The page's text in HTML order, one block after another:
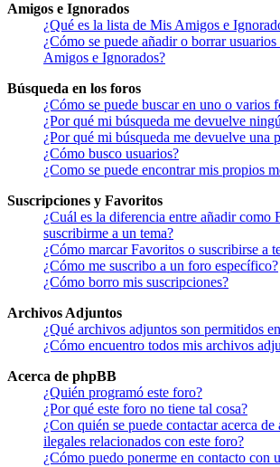
Amigos e Ignorados
¿Qué es la lista de Mis Amigos e
¿Cómo se puede añadir o borrar
Amigos e Ignorados?
Búsqueda en los foros
¿Cómo se puede buscar en uno o varios
¿Por qué mi búsqueda me devuelve
¿Por qué mi búsqueda me devuelve una
¿Cómo busco usuarios?
¿Como se puede encontrar mis propios
Suscripciones y Favoritos
¿Cuál es la diferencia entre añadir como
suscribirme a un tema?
¿Cómo marcar Favoritos o suscribirse a
¿Cómo me suscribo a un foro específico?
¿Cómo borro mis suscripciones?
Archivos Adjuntos
¿Qué archivos adjuntos son permitidos
¿Cómo encuentro todos mis archivos
Acerca de phpBB
¿Quién programó este foro?
¿Por qué este foro no tiene tal cosa?
¿Con quién se puede contactar acerca de
ilegales relacionados con este foro?
¿Cómo puedo ponerme en contacto con